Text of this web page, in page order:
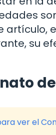
artículo,
su
ver el